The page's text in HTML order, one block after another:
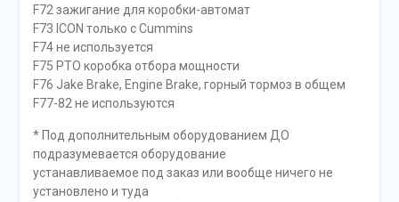
F72 зажигание для коробки-автомат
F73 ICON только с Cummins
F74 не используется
F75 PTO коробка отбора мощности
F76 Jake Brake, Engine Brake, горный тормоз в общем
F77-82 не используются
* Под дополнительным оборудованием ДО
подразумевается оборудование
устанавливаемое под заказ или вообще ничего не
установлено и туда